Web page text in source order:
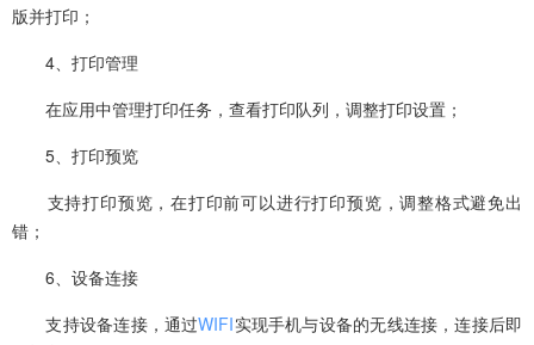
版并打印‌；
4、打印管理‌
在应用中管理打印任务，查看打印队列，调整打印设置；
5、打印预览
支持打印预览，在打印前可以进行打印预览，调整格式避免出
错；
6、设备连接
支持设备连接，通过WIFI实现手机与设备的无线连接，连接后即